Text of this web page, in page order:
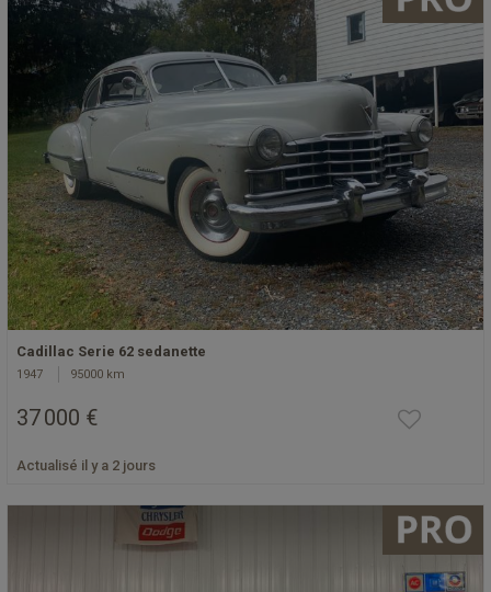
Cadillac Serie 62 sedanette
1947 95000 km
37 000 €
Actualisé il y a 2 jours